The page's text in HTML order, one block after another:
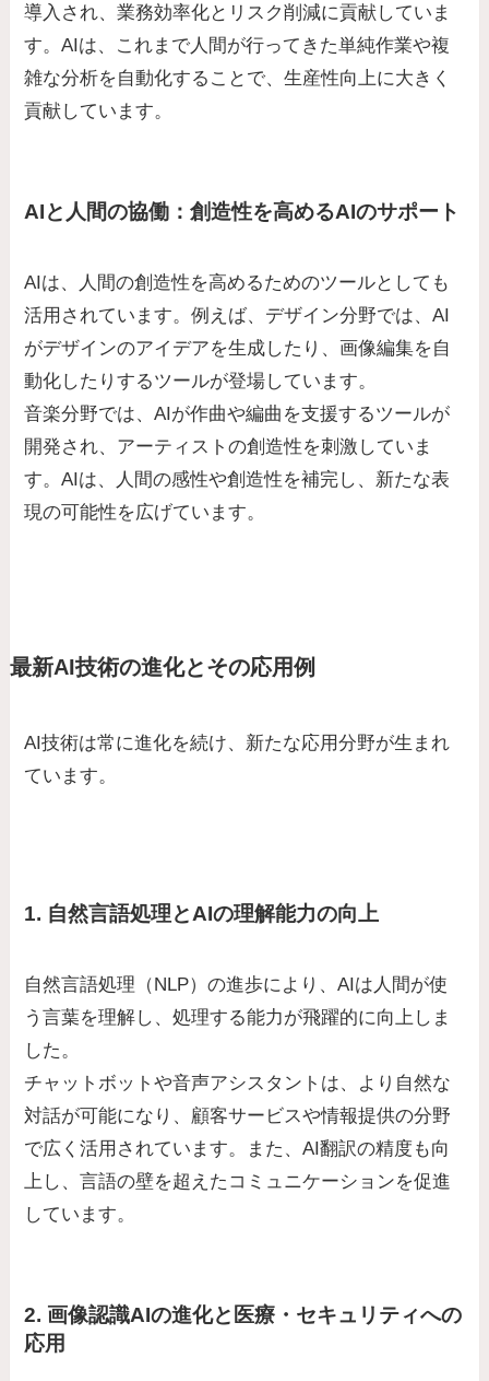
導入され、業務効率化とリスク削減に貢献していま
す。AIは、これまで人間が行ってきた単純作業や複
雑な分析を自動化することで、生産性向上に大きく
貢献しています。
AIと人間の協働：創造性を高めるAIのサポート
AIは、人間の創造性を高めるためのツールとしても
活用されています。例えば、デザイン分野では、AI
がデザインのアイデアを生成したり、画像編集を自
動化したりするツールが登場しています。
音楽分野では、AIが作曲や編曲を支援するツールが
開発され、アーティストの創造性を刺激していま
す。AIは、人間の感性や創造性を補完し、新たな表
現の可能性を広げています。
最新AI技術の進化とその応用例
AI技術は常に進化を続け、新たな応用分野が生まれ
ています。
1. 自然言語処理とAIの理解能力の向上
自然言語処理（NLP）の進歩により、AIは人間が使
う言葉を理解し、処理する能力が飛躍的に向上しま
した。
チャットボットや音声アシスタントは、より自然な
対話が可能になり、顧客サービスや情報提供の分野
で広く活用されています。また、AI翻訳の精度も向
上し、言語の壁を超えたコミュニケーションを促進
しています。
2. 画像認識AIの進化と医療・セキュリティへの
応用